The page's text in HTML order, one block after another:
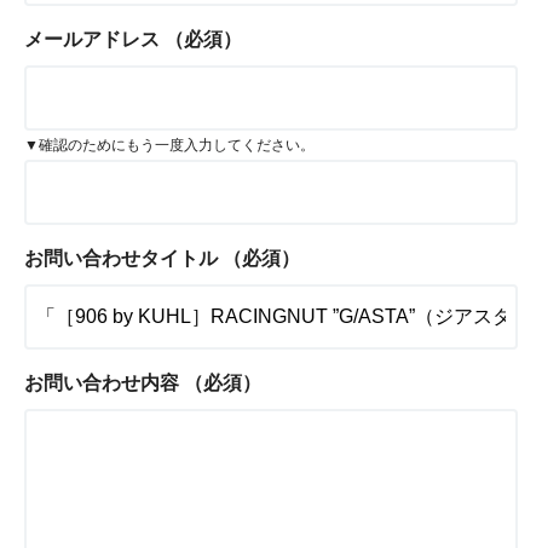
メールアドレス （必須）
▼確認のためにもう一度入力してください。
お問い合わせタイトル （必須）
お問い合わせ内容 （必須）